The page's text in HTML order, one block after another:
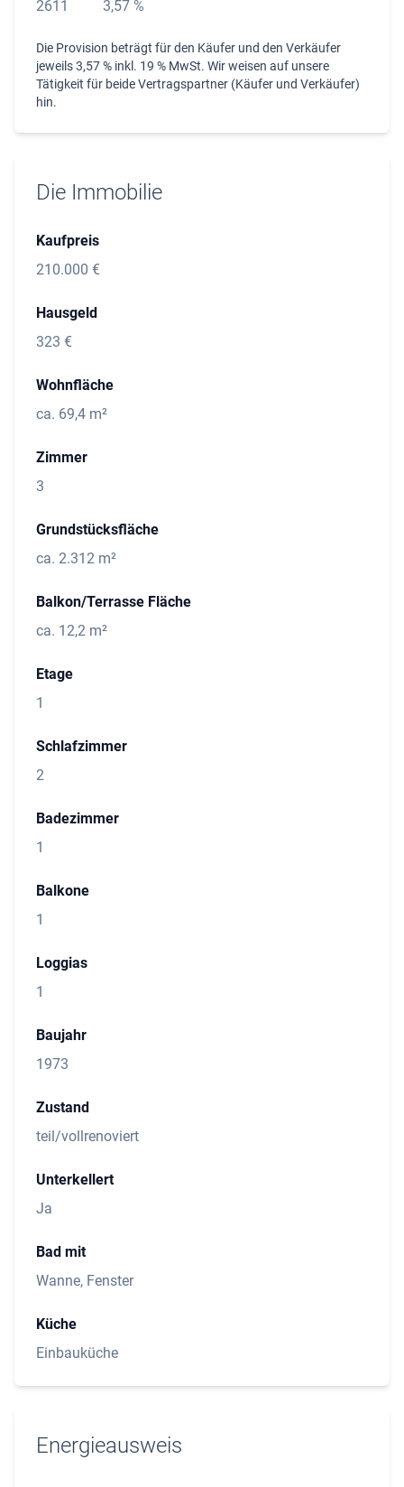
2611
3,57 %
Die Provision beträgt für den Käufer und den Verkäufer
jeweils 3,57 % inkl. 19 % MwSt. Wir weisen auf unsere
Tätigkeit für beide Vertragspartner (Käufer und Verkäufer)
hin.
Die Immobilie
Kaufpreis
210.000 €
Hausgeld
323 €
Wohnfläche
ca. 69,4 m²
Zimmer
3
Grundstücksfläche
ca. 2.312 m²
Balkon/Terrasse Fläche
ca. 12,2 m²
Etage
1
Schlafzimmer
2
Badezimmer
1
Balkone
1
Loggias
1
Baujahr
1973
Zustand
teil/vollrenoviert
Unterkellert
Ja
Bad mit
Wanne, Fenster
Küche
Einbauküche
Energieausweis